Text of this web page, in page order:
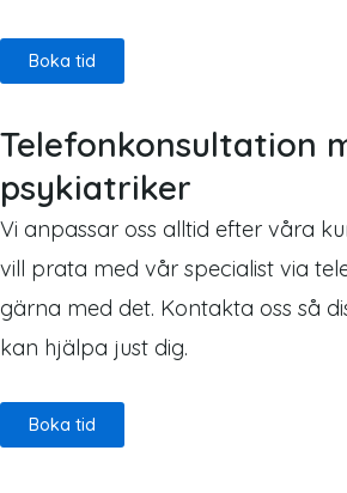
Boka tid
Telefonkonsultation
psykiatriker
Vi anpassar oss alltid efter våra
vill prata med vår specialist via
gärna med det. Kontakta oss så
kan hjälpa just dig.
Boka tid